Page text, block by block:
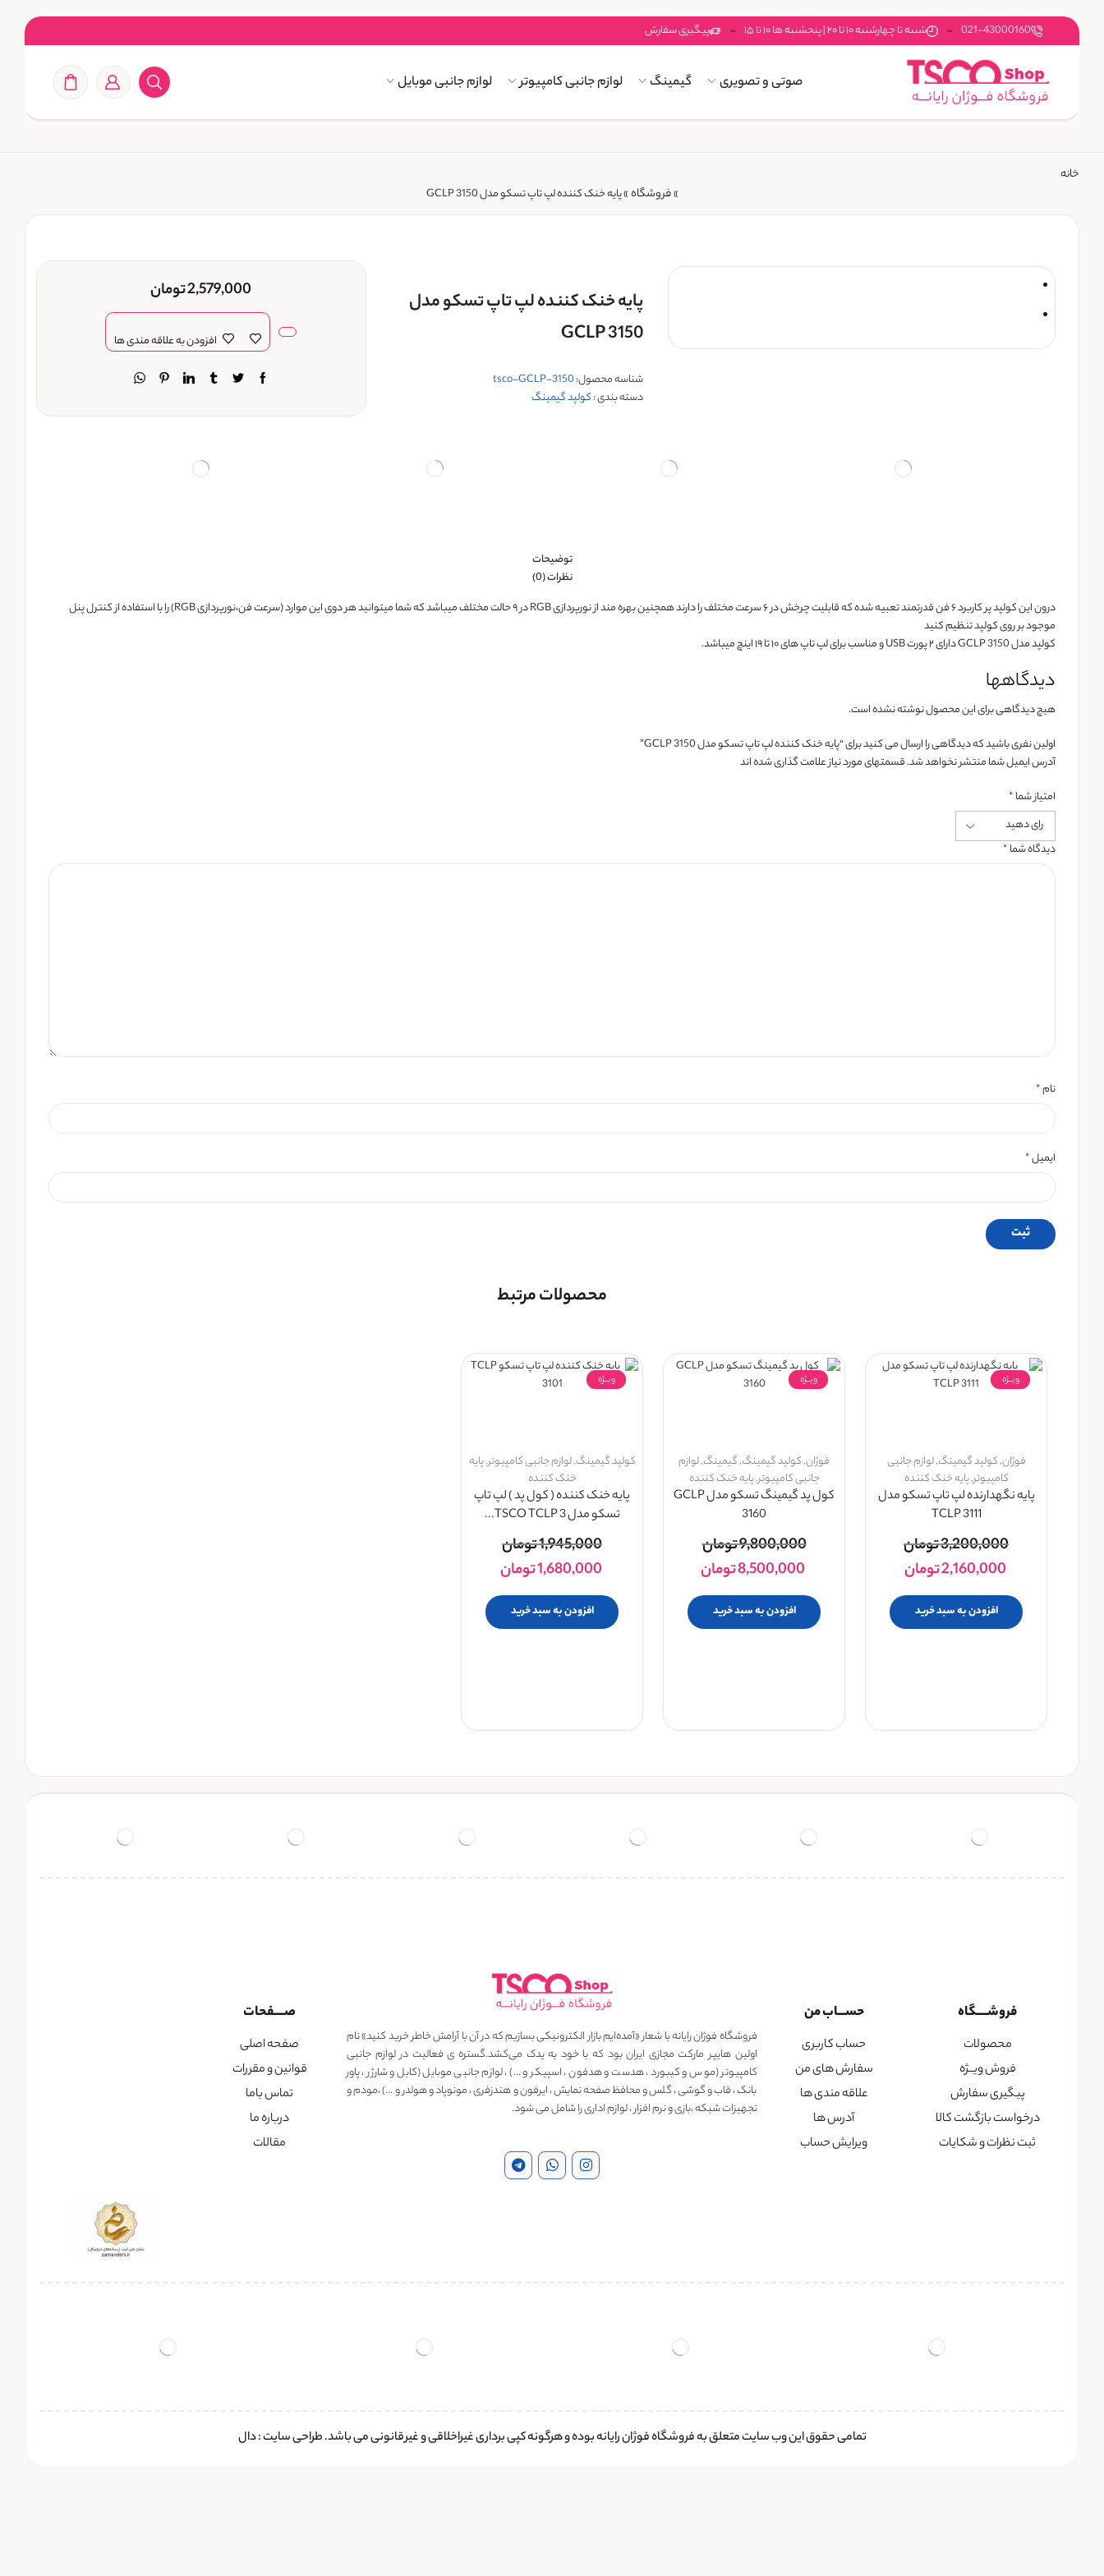
021-43000160 شنبه تا چهارشنبه ۱۰ تا ۲۰ | پنجشنبه ها ۱۰ تا ۱۵ پیگیری سفارش
صوتی و تصویری گیمینگ لوازم جانبی کامپیوتر لوازم جانبی موبایل
خانه
»فروشگاه»پایه خنک کننده لپ تاپ تسکو مدل GCLP 3150
پایه خنک کننده لپ تاپ تسکو مدل
GCLP 3150
شناسه محصول:tsco-GCLP-3150
دسته بندی :کولپد گیمینگ
2,579,000تومان
افزودن به علاقه مندی ها
توضیحات
نظرات (0)
درون این کولپد پر کاربرد ۶ فن قدرتمند تعبیه شده که قابلیت چرخش در ۶ سرعت مختلف را دارند همچنین بهره مند از نورپردازی RGB در ۹ حالت مختلف میباشد که شما میتوانید هر دوی این موارد (سرعت فن،نورپردازی RGB) را با استفاده از کنترل پنل
موجود بر روی کولپد تنظیم کنید
کولپد مدل GCLP 3150 دارای ۲ پورت USB و مناسب برای لپ تاپ های ۱۰ تا ۱۹ اینچ میباشد.
دیدگاهها
هیچ دیدگاهی برای این محصول نوشته نشده است.
اولین نفری باشید که دیدگاهی را ارسال می کنید برای “پایه خنک کننده لپ تاپ تسکو مدل GCLP 3150”
آدرس ایمیل شما منتشر نخواهد شد. قسمتهای مورد نیاز علامت گذاری شده اند
امتیاز شما*
دیدگاه شما*
نام*
ایمیل*
محصولات مرتبط
ویــژه
فوژان,کولپد گیمینگ,لوازم جانبی
کامپیوتر,پایه خنک کننده
پایه نگهدارنده لپ تاپ تسکو مدل
TCLP 3111
3,200,000تومان
2,160,000تومان
افزودن به سبد خرید
ویــژه
فوژان,کولپد گیمینگ,گیمینگ,لوازم
جانبی کامپیوتر,پایه خنک کننده
کول پد گیمینگ تسکو مدل GCLP
3160
9,800,000تومان
8,500,000تومان
افزودن به سبد خرید
ویــژه
کولپد گیمینگ,لوازم جانبی کامپیوتر,پایه
خنک کننده
پایه خنک کننده ( کول پد ) لپ تاپ
تسکو مدل TSCO TCLP 3...
1,945,000تومان
1,680,000تومان
افزودن به سبد خرید
فروشــــگاه
محصولات
فروش ویــژه
پیگیری سفارش
درخواست بازگشت کالا
ثبت نظرات و شکایات
حســـاب من
حساب کاربری
سفارش های من
علاقه مندی ها
آدرس ها
ویرایش حساب
فروشگاه فوژان رایانه با شعار «آمده‌ایم بازار الکترونیکی بسازیم که در آن با آرامش خاطر خرید کنید» نام
اولین هایپر مارکت مجازی ایران بود که با خود به یدک می‌کشد.گستره ی فعالیت در لوازم جانبی
کامپیوتر (موس و کیبورد ، هدست و هدفون ، اسپیکر و …) ، لوازم جانبی موبایل (کابل و شارژر ، پاور
بانک ، قاب و گوشی ، گلس و محافظ صفحه نمایش ، ایرفون و هندزفری ، مونوپاد و هولدر و …) ،مودم و
تجهیزات شبکه ،بازی و نرم افزار ، لوازم اداری را شامل می شود.
صــــفحات
صفحه اصلی
قوانین و مقررات
تماس باما
درباره ما
مقالات
تمامی حقوق این وب سایت متعلق به فروشگاه فوژان رایانه بوده و هرگونه کپی برداری غیراخلاقی و غیرقانونی می باشد.طراحی سایت:دال